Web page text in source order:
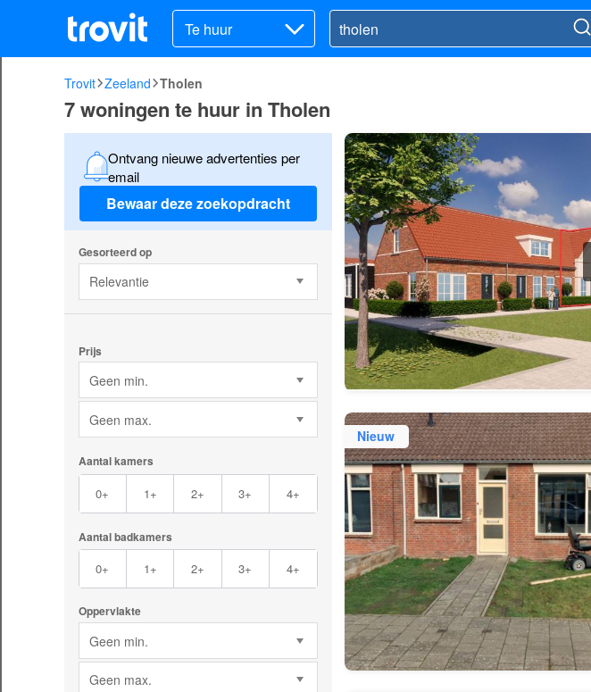
Te huur
Trovit Zeeland Tholen
7 woningen te huur in Tholen
Ontvang nieuwe advertenties per
email
Bewaar deze zoekopdracht
Gesorteerd op
Relevantie
Prijs
Geen min.
Geen max.
Aantal kamers
0+ 1+ 2+ 3+ 4+
Aantal badkamers
0+ 1+ 2+ 3+ 4+
Oppervlakte
Geen min.
Geen max.
Nieuw